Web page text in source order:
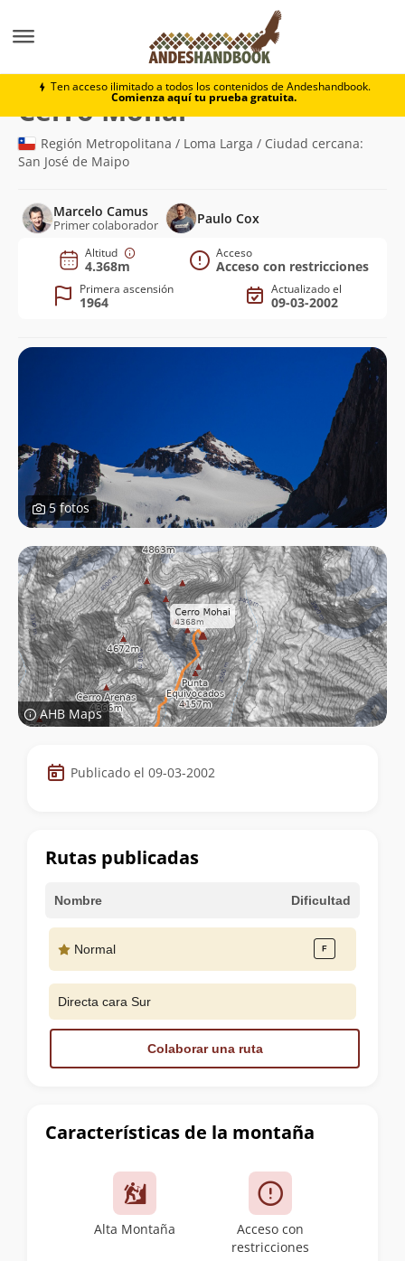
Ten acceso ilimitado a todos los contenidos de Andeshandbook.
Comienza aquí tu prueba gratuita.
Cerro Mohai
Cerro Mohai(4.368m)
Región Metropolitana / Loma Larga / Ciudad cercana:
San José de Maipo
Marcelo Camus
Primer colaborador Paulo Cox
Altitud
4.368m
Acceso
Acceso con restricciones
Primera ascensión
1964
Actualizado el
09-03-2002
5 fotos
AHB Maps
Datos
de
cumbre
Publicado el 09-03-2002
Características de la montaña
Alta Montaña
Acceso con
restricciones
Rutas publicadas
Nombre Dificultad
Normal
Directa cara Sur
Colaborar una ruta